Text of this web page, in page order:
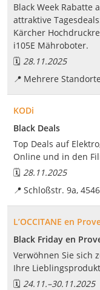
Black Week Rabatte
attraktive
Kärcher
i105E Mähroboter.
🗓️ 28.11.2025
📍 Mehrere Standorte
KODi
Black Deals
Top Deals auf
Online und in den
🗓️ 28.11.2025
📍 Schloßstr. 9a,
L’OCCITANE en
Black Friday en
Verwöhnen Sie sich
Ihre
🗓️ 24.11.–30.11.2025